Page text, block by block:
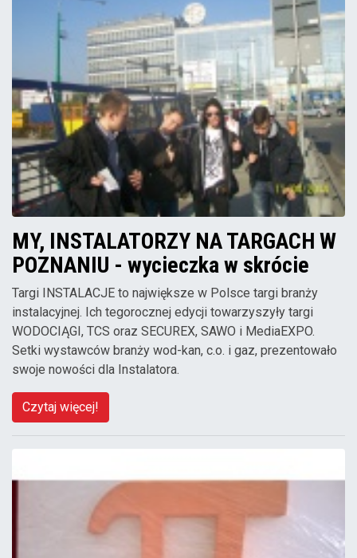
MY, INSTALATORZY NA TARGACH W
POZNANIU - wycieczka w skrócie
Targi INSTALACJE to największe w Polsce targi branży
instalacyjnej. Ich tegorocznej edycji towarzyszyły targi
WODOCIĄGI, TCS oraz SECUREX, SAWO i MediaEXPO.
Setki wystawców branży wod-kan, c.o. i gaz, prezentowało
swoje nowości dla Instalatora.
Czytaj więcej!